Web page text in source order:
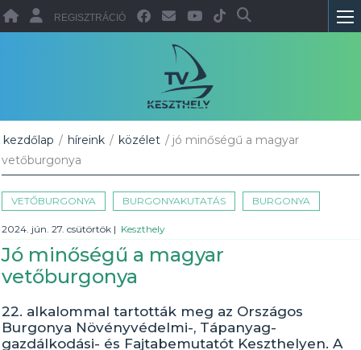
REGISZTRÁCIÓ
kezdőlap / híreink / közélet / jó minőségű a magyar
vetőburgonya
VETŐBURGONYA BURGONYAKUTATÁS BURGONYA
2024. jún. 27. csütörtök | Keszthely
Jó minőségű a magyar
vetőburgonya
22. alkalommal tartották meg az Országos
Burgonya Növényvédelmi-, Tápanyag-
gazdálkodási- és Fajtabemutatót Keszthelyen. A